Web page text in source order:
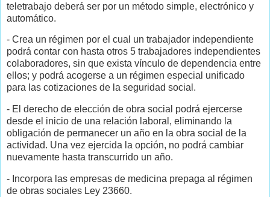
teletrabajo deberá ser por un método simple, electrónico y
automático.
- Crea un régimen por el cual un trabajador independiente
podrá contar con hasta otros 5 trabajadores independientes
colaboradores, sin que exista vínculo de dependencia entre
ellos; y podrá acogerse a un régimen especial unificado
para las cotizaciones de la seguridad social.
- El derecho de elección de obra social podrá ejercerse
desde el inicio de una relación laboral, eliminando la
obligación de permanecer un año en la obra social de la
actividad. Una vez ejercida la opción, no podrá cambiar
nuevamente hasta transcurrido un año.
- Incorpora las empresas de medicina prepaga al régimen
de obras sociales Ley 23660.